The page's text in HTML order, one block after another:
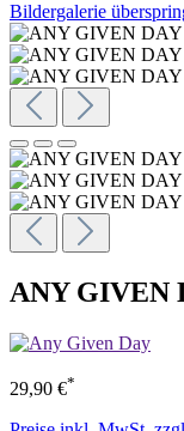
Bildergalerie
ANY GIVEN
29,90 €*